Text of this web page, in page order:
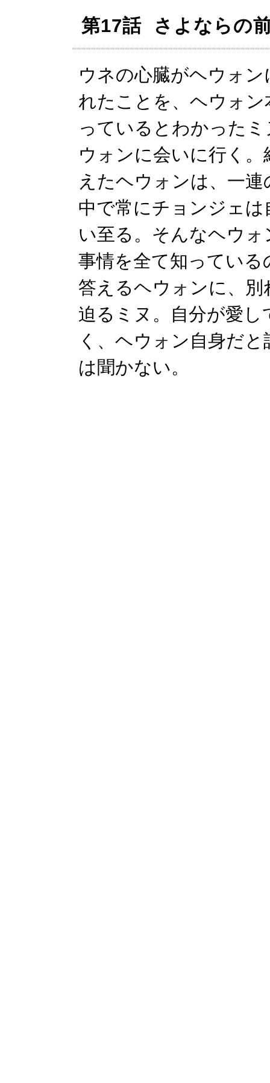
第17話 さよならの
ウネの心臓がヘウォン
れたことを、ヘウォン
っているとわかった
ウォンに会いに行く。
えたヘウォンは、一連
中で常にチョンジェ
い至る。そんなヘウ
事情を全て知ってい
答えるヘウォンに、
迫るミヌ。自分が愛
く、ヘウォン自身だ
は聞かない。